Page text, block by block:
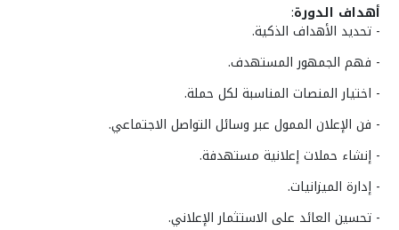
أهداف الدورة:
- تحديد الأهداف الذكية.
- فهم الجمهور المستهدف.
- اختيار المنصات المناسبة لكل حملة.
- فن الإعلان الممول عبر وسائل التواصل الاجتماعي.
- إنشاء حملات إعلانية مستهدفة.
- إدارة الميزانيات.
- تحسين العائد على الاستثمار الإعلاني.